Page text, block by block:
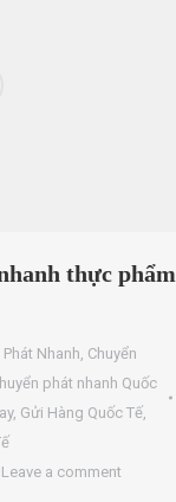
thực phẩm
Phát Nhanh Chuyển
phát nhanh Quốc
, Gửi Hàng Quốc Tế
Leave a comment